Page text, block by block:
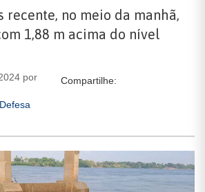
recente, no meio da manhã,
1,88 m acima do nível
por
Compartilhe: